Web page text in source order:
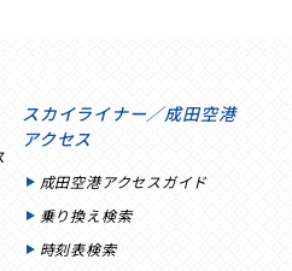
スカイライナー／成田空港
アクセス
成田空港アクセスガイド
乗り換え検索
時刻表検索